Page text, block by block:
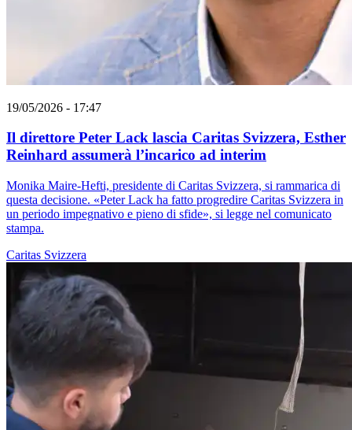
19/05/2026 - 17:47
Il direttore Peter Lack lascia Caritas Svizzera, Esther
Reinhard assumerà l’incarico ad interim
Monika Maire-Hefti, presidente di Caritas Svizzera, si rammarica di
questa decisione. «Peter Lack ha fatto progredire Caritas Svizzera in
un periodo impegnativo e pieno di sfide», si legge nel comunicato
stampa.
Caritas Svizzera